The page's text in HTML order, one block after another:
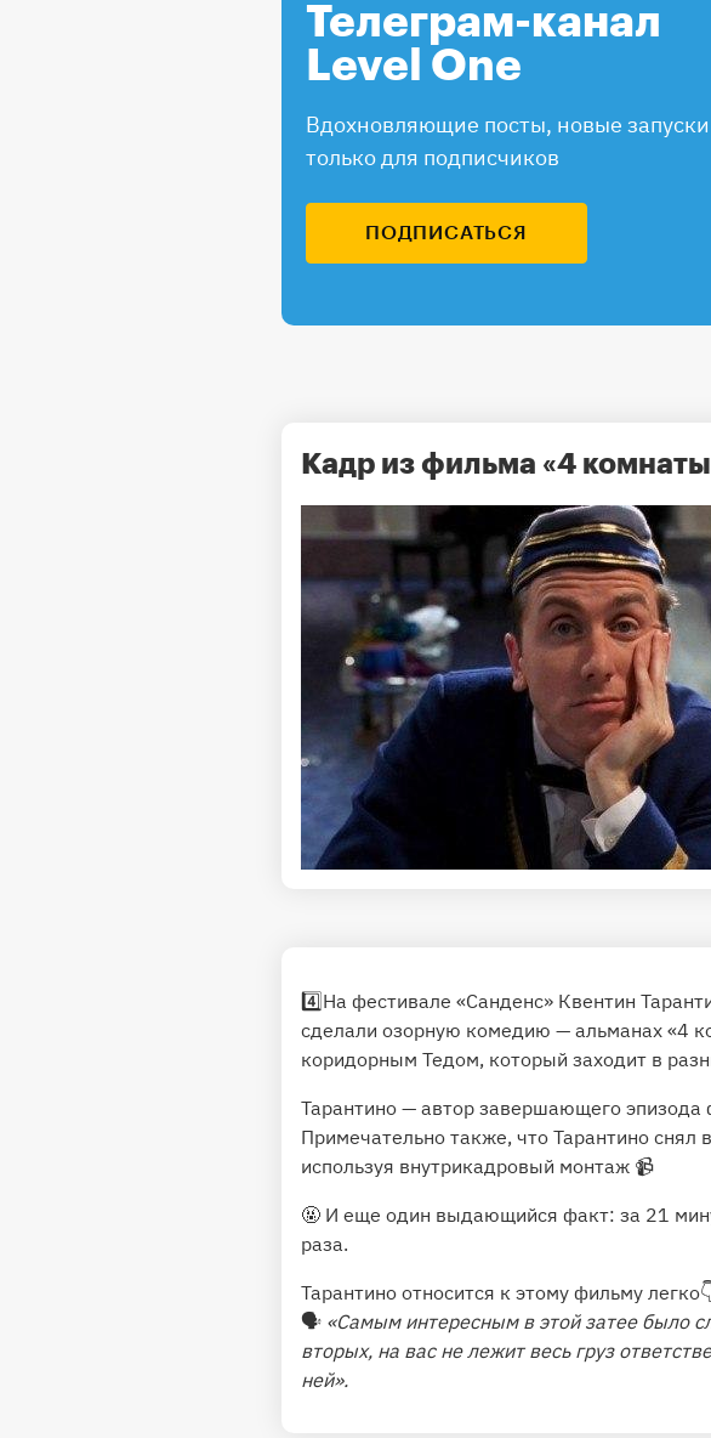
Телеграм-канал
Level One
Вдохновляющие посты, новые
только для подписчиков
ПОДПИСАТЬСЯ
Кадр из фильма «4
4️⃣На фестивале «Санденс» Квентин
сделали озорную комедию — альманах «4
коридорным Тедом, который заходит в
Тарантино — автор завершающего эпизода
Примечательно также, что Тарантино
используя внутрикадровый монтаж 📹
🤬 И еще один выдающийся факт: за 21
раза.
Тарантино относится к этому фильму
🗣 «Самым интересным в этой затее было
вторых, на вас не лежит весь груз
ней».